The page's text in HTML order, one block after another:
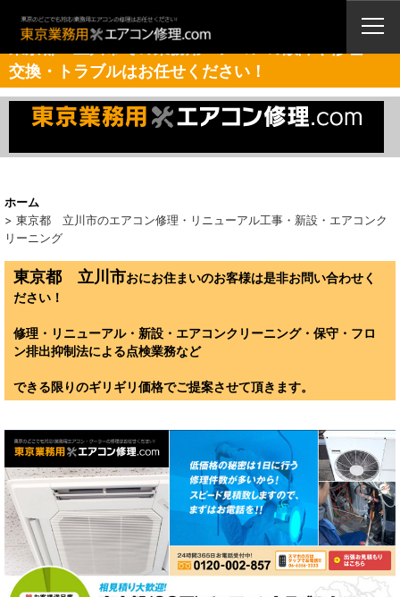
城）
交換・トラブルはお任せください！
ホーム
> 東京都 立川市のエアコン修理・リニューアル工事・新設・エアコンク
リーニング
東京都 立川市おにお住まいのお客様は是非お問い合わせく
ださい！
修理・リニューアル・新設・エアコンクリーニング・保守・フロ
ン排出抑制法による点検業務など
できる限りのギリギリ価格でご提案させて頂きます。